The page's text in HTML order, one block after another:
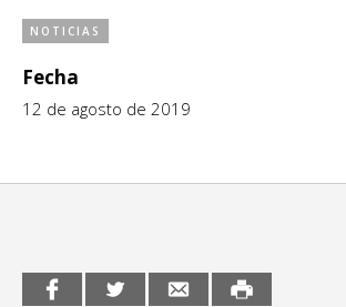
CCE en el interior/libros
Espacio itinerante de lectura infantil
Exposiciones
Formación
Infantil y Juvenil
Medio Ambiente
NOTICIAS
Fecha
12 de agosto de 2019